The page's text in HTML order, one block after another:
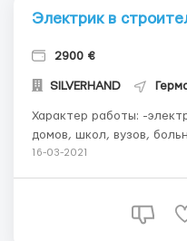
Электрик в
2900 €
SILVERHAND
Характер работы: -электромонтаж зданий (частных
домов, школ, вузов,
зависимости от проекта) -установка освещения -
электрооборудования -другие основные строительные
16-03-2021